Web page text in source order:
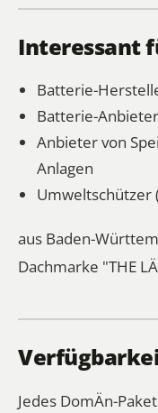
Interessant
Batterie-
Batterie-Anbieter
Anbieter von
Anlagen
Umweltschützer
aus Baden-
Dachmarke "THE
Jedes DomÄn-